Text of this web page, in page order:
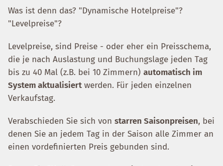
Was ist denn das? "Dynamische Hotelpreise"?
"Levelpreise"?
Levelpreise, sind Preise - oder eher ein Preisschema,
die je nach Auslastung und Buchungslage jeden Tag
bis zu 40 Mal (z.B. bei 10 Zimmern) automatisch im
System aktualisiertwerden. Für jeden einzelnen
Verkaufstag.
Verabschieden Sie sich von starren Saisonpreisen, bei
denen Sie an jedem Tag in der Saison alle Zimmer an
einen vordefinierten Preis gebunden sind.